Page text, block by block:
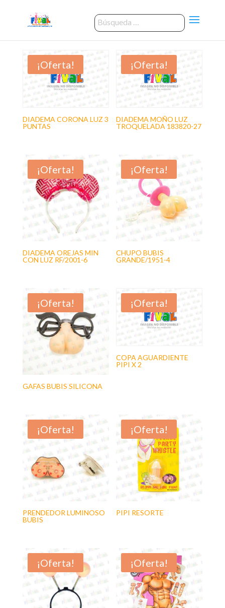
¡Oferta!
DIADEMA CORONA LUZ 3
PUNTAS
¡Oferta!
DIADEMA MOÑO LUZ
TROQUELADA 183820-27
¡Oferta!
DIADEMA OREJAS MIN
CON LUZ RF/2001-6
¡Oferta!
CHUPO BUBIS
GRANDE/1951-4
¡Oferta!
GAFAS BUBIS SILICONA
¡Oferta!
COPA AGUARDIENTE
PIPI X 2
¡Oferta!
PRENDEDOR LUMINOSO
BUBIS
¡Oferta!
PIPI RESORTE
¡Oferta! ¡Oferta!